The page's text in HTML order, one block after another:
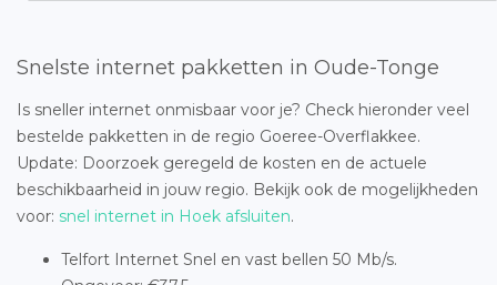
Snelste internet pakketten in Oude-Tonge
Is sneller internet onmisbaar voor je? Check hieronder veel
bestelde pakketten in de regio Goeree-Overflakkee.
Update: Doorzoek geregeld de kosten en de actuele
beschikbaarheid in jouw regio. Bekijk ook de mogelijkheden
voor: snel internet in Hoek afsluiten.
Telfort Internet Snel en vast bellen 50 Mb/s.